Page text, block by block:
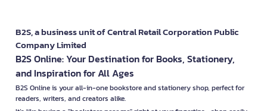
B2S, a business unit of Central Retail Corporation Public
Company Limited
B2S Online: Your Destination for Books, Stationery,
and Inspiration for All Ages
B2S Online is your all-in-one bookstore and stationery shop, perfect for
readers, writers, and creators alike.